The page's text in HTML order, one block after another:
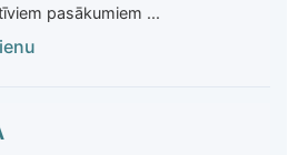
pasākumiem ...